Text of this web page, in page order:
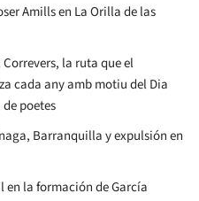
Amills en La Orilla de las
la ruta que el
cada any amb motiu del Dia
poetes
Barranquilla y expulsión en
la formación de García